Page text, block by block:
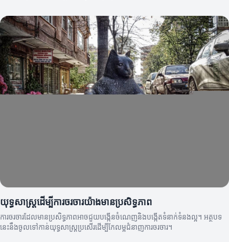
យុទ្ធសាស្ត្រដើម្បីការចរចារយ៉ាងមានប្រសិទ្ធភាព
ការចរចារដែលមានប្រសិទ្ធភាពអាចជួយបង្កើនចំណេញនិងបង្កើតទំនាក់ទំនងល្អ។ អត្ថបទ
នេះនឹងចូលទៅកាន់យុទ្ធសាស្ត្រប្រសើរដើម្បីកែលម្អជំនាញការចរចារ។